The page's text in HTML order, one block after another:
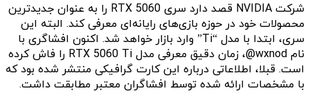
شرکت NVIDIA قصد دارد سری RTX 5060 را به عنوان جدیدترین
محصولات خود در حوزه بازی‌های رایانه‌ای معرفی کند. البته این
سری، ابتدا با مدل “Ti” وارد بازار خواهد شد. اکنون افشاگری با
نام wxnod@، زمان دقیق معرفی مدل RTX 5060 Ti را فاش کرده
است. قبلا، اطلاعاتی درباره این کارت گرافیکی منتشر شده بود که
با مشخصات ارائه شده توسط افشاگران معتبر مطابقت داشت.